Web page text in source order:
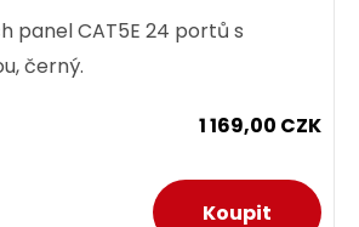
panel CAT5E 24 portů s
černý.
1 169,00 CZK